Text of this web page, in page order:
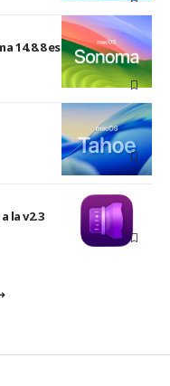
14.8.8 están
la v2.3